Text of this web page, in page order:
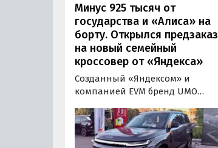
Минус 925 тысяч от
государства и «Алиса» на
борту. Открылся предзаказ
на новый семейный
кроссовер от «Яндекса»
Созданный «Яндексом» и
компанией EVM бренд UMO
на свою вторую модель
- полноразмерный гибридный
кроссовер UMO 8 с полным